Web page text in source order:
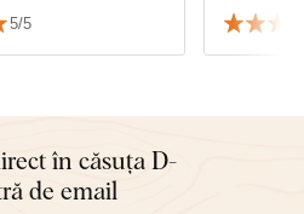
Recomand cu
5/5
pentru
ultima,
în căsuța D-
de email